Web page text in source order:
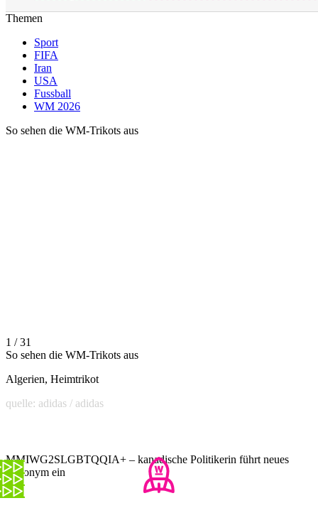
Themen
Sport
FIFA
Iran
USA
Fussball
WM 2026
So sehen die WM-Trikots aus
1 / 31
So sehen die WM-Trikots aus
Algerien, Heimtrikot
quelle: adidas / adidas
MMIWG2SLGBTQQIA+ – kanadische Politikerin führt neues
Akronym ein